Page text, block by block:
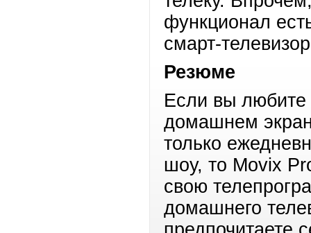
функционал
смарт-
Резюме
Если вы любите
домашнем
только
шоу, то Movix
свою
домашнего